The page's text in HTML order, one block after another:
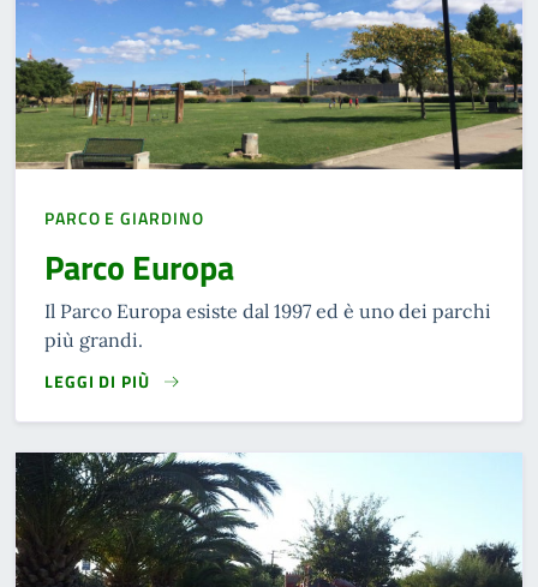
PARCO E GIARDINO
Parco Europa
Il Parco Europa esiste dal 1997 ed è uno dei parchi
più grandi.
LEGGI DI PIÙ
READ MORE